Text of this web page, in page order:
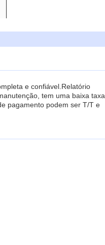
e confiável.Relatório
tem uma baixa taxa
pagamento podem ser T/T e